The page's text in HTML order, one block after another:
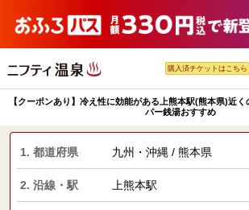
購入済チケットはこちら
【クーポンあり】冷え性に効能がある上熊本駅(熊本県)近
パー銭湯おすすめ
1. 都道府県 九州・沖縄 / 熊本県
2. 沿線・駅 上熊本駅